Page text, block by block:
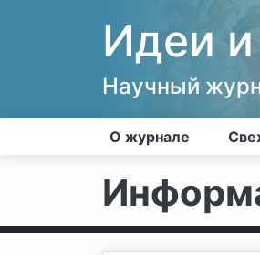
Идеи
Научный
О журнале